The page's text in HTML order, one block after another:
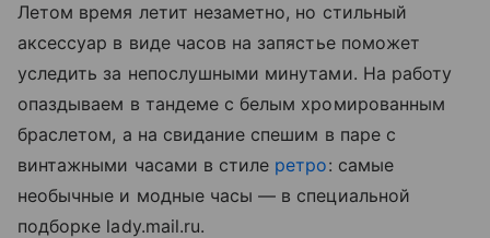
Летом время летит незаметно, но стильный
аксессуар в виде часов на запястье поможет
уследить за непослушными минутами. На работу
опаздываем в тандеме с белым хромированным
браслетом, а на свидание спешим в паре с
винтажными часами в стиле ретро: самые
необычные и модные часы — в специальной
подборке lady.mail.ru.